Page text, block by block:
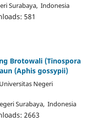
Surabaya, Indonesia
581
Brotowali (Tinospora
(Aphis gossypii)
Universitas Negeri
Surabaya, Indonesia
2663